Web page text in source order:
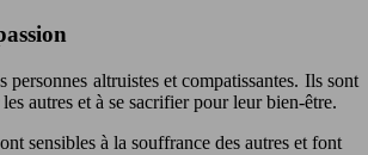
personnes altruistes et compatissantes. Ils sont
autres et à se sacrifier pour leur bien-être.
sensibles à la souffrance des autres et font